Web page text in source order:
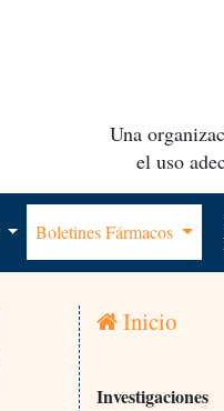
Una
el uso
Boletines Fármacos
Inicio
Investigaciones